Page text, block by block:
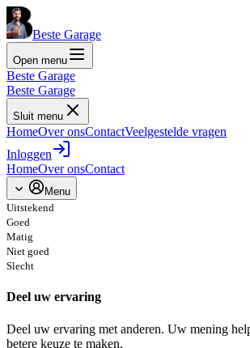
Beste Garage
Open menu
Beste Garage
Beste Garage
Sluit menu
HomeOver onsContactVeelgestelde vragen
Inloggen
HomeOver onsContact
Menu
Uitstekend
Goed
Matig
Niet goed
Slecht
Deel uw ervaring
Deel uw ervaring met anderen. Uw mening
betere keuze te maken.